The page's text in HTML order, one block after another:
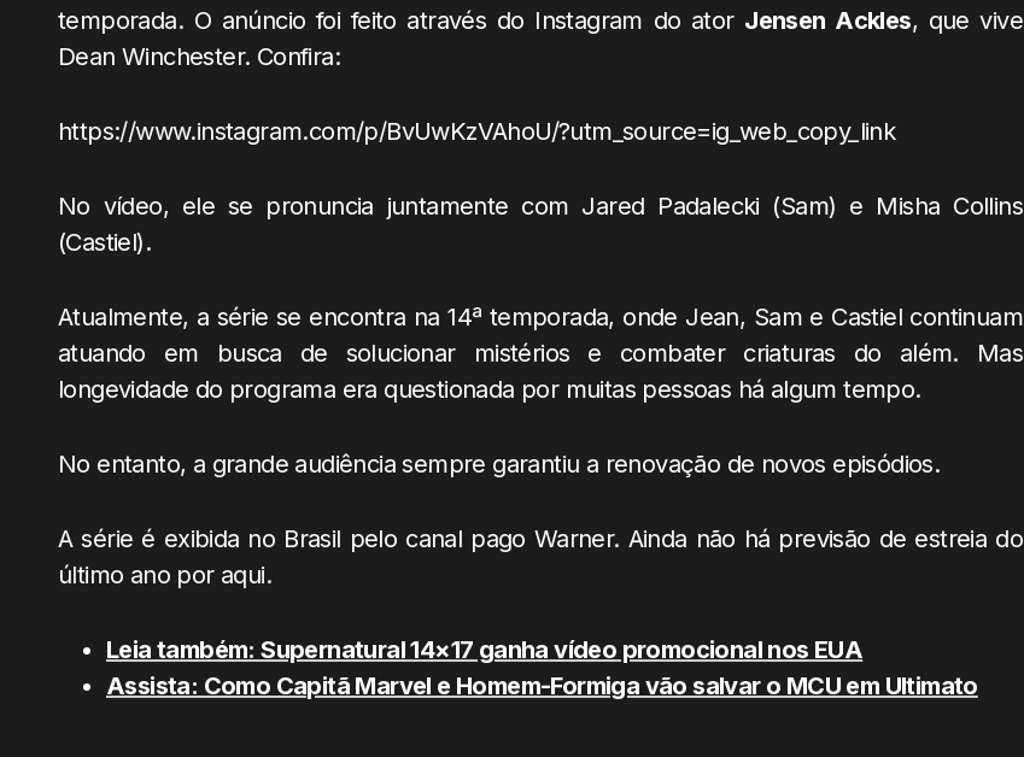
temporada. O anúncio foi feito através do Instagram do ator Jensen Ackles, que vive
Dean Winchester. Confira:
https://www.instagram.com/p/BvUwKzVAhoU/?utm_source=ig_web_copy_link
No vídeo, ele se pronuncia juntamente com Jared Padalecki (Sam) e Misha Collins
(Castiel).
Atualmente, a série se encontra na 14ª temporada, onde Jean, Sam e Castiel continuam
atuando em busca de solucionar mistérios e combater criaturas do além. Mas
longevidade do programa era questionada por muitas pessoas há algum tempo.
No entanto, a grande audiência sempre garantiu a renovação de novos episódios.
A série é exibida no Brasil pelo canal pago Warner. Ainda não há previsão de estreia do
último ano por aqui.
Leia também: Supernatural 14×17 ganha vídeo promocional nos EUA
Assista: Como Capitã Marvel e Homem-Formiga vão salvar o MCU em Ultimato